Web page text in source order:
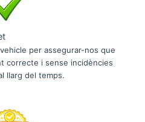
per assegurar-nos que
correcte i sense incidències
llarg del temps.